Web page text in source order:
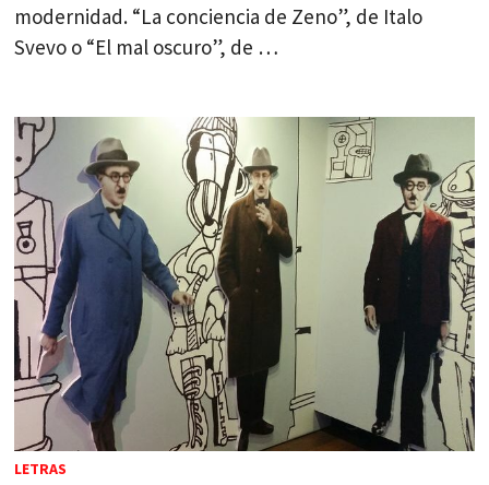
modernidad. “La conciencia de Zeno”, de Italo
Svevo o “El mal oscuro”, de …
LETRAS